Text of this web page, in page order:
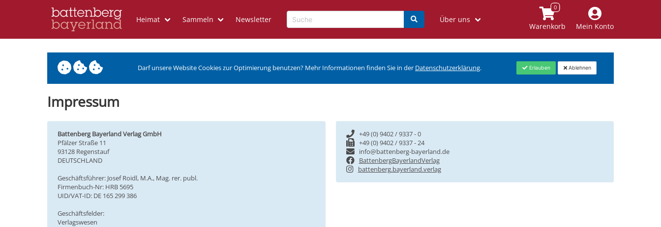
Heimat Sammeln Newsletter Über uns
Warenkorb Mein Konto
Darf unsere Website Cookies zur Optimierung benutzen? Mehr Informationen finden Sie in der Datenschutzerklärung. Erlauben Ablehnen
Impressum
Battenberg Bayerland Verlag GmbH
Pfälzer Straße 11
93128 Regenstauf
DEUTSCHLAND
Geschäftsführer: Josef Roidl, M.A., Mag. rer. publ.
Firmenbuch-Nr: HRB 5695
UID/VAT-ID: DE 165 299 386
Geschäftsfelder:
Verlagswesen
+49 (0) 9402 / 9337 - 0
+49 (0) 9402 / 9337 - 24
info@battenberg-bayerland.de
BattenbergBayerlandVerlag
battenberg.bayerland.verlag